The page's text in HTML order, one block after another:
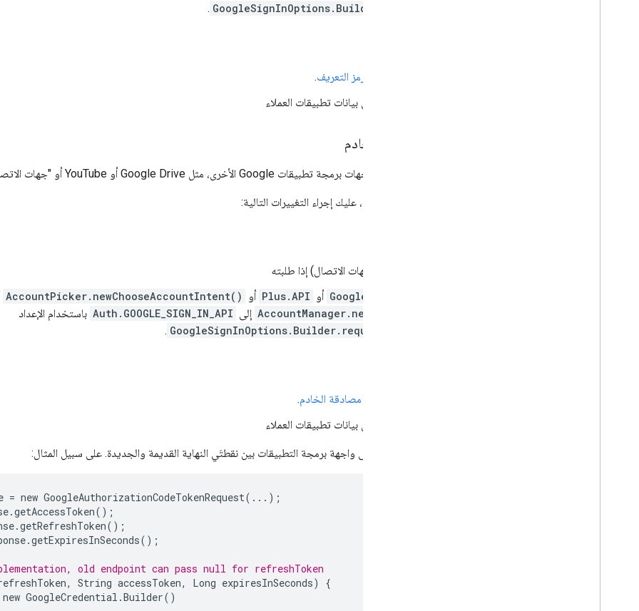
GoogleSignInOptions.Builder.requestIdToken(...)
.
لمصادقة رمز التعريف.
إيقاف نقطة النهاية القديمة بعد نقل بيانات تطبيقات العملاء
الانتقال إلى مسار رمز مصادقة الخادم
إذا كان خادمك بحاجة إلى الوصول إلى واجهات برمجة تطبيقات Google الأخرى، مثل Google Drive أو YouTube أو "جهات الاتصال"، استخدِم
لنقل البيانات إلى مسار رمز مصادقة الخادم، عليك إجراء التغييرات التالية:
" (جهات الاتصال) إذا طلبته
GoogleAuthUtil أو Plus.API أو AccountPicker.newChooseAccountIntent()
AccountManager.newChooseAccountIntent() إلى Auth.GOOGLE_SIGN_IN_API باستخدام الإعداد
GoogleSignInOptions.Builder.requestServerAuthCode(...)
.
لمسار رمز مصادقة الخادم.
إيقاف نقطة النهاية القديمة بعد نقل بيانات تطبيقات العملاء
وسيظل بإمكانك مشاركة منطق الوصول إلى واجهة برمجة التطبيقات بين نقطتَي النهاية القديمة والجديدة. على سبيل المثال:
= new GoogleAuthorizationCodeTokenRequest( ... );
.getAccessToken();
.getRefreshToken();
.getExpiresInSeconds();
old endpoint can pass null for refreshToken
, String accessToken, Long expiresInSeconds)
{
new GoogleCredential .Builder()